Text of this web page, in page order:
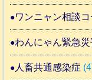
ワンニャン相談
わんにゃん緊急
人畜共通感染症